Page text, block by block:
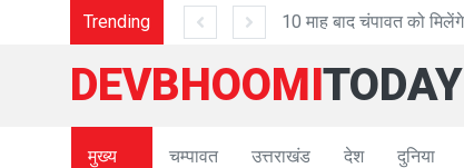
Trending
माह बाद चंपावत को मिलेंगे DFO
DEVBHOOMITODAY
मुख्य
चम्पावत उत्तराखंड देश दुनिया